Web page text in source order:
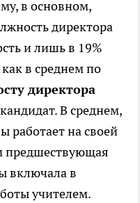
в основном,
директора
и лишь в 19%
в среднем по
директора
В среднем,
работает на своей
предшествующая
включала в
учителем.